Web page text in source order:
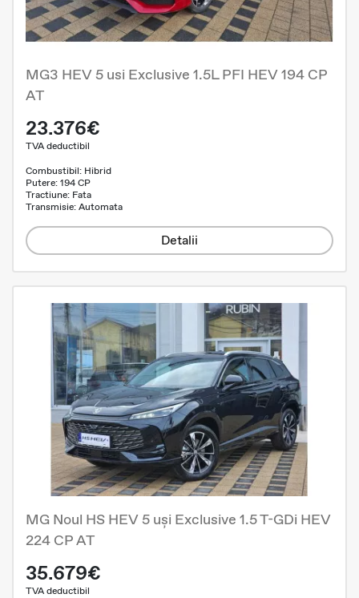
MG3 HEV 5 usi Exclusive 1.5L PFI HEV 194 CP
AT
23.376€
TVA deductibil
Combustibil: Hibrid
Putere: 194 CP
Tractiune: Fata
Transmisie: Automata
Detalii
MG Noul HS HEV 5 uși Exclusive 1.5 T-GDi HEV
224 CP AT
35.679€
TVA deductibil